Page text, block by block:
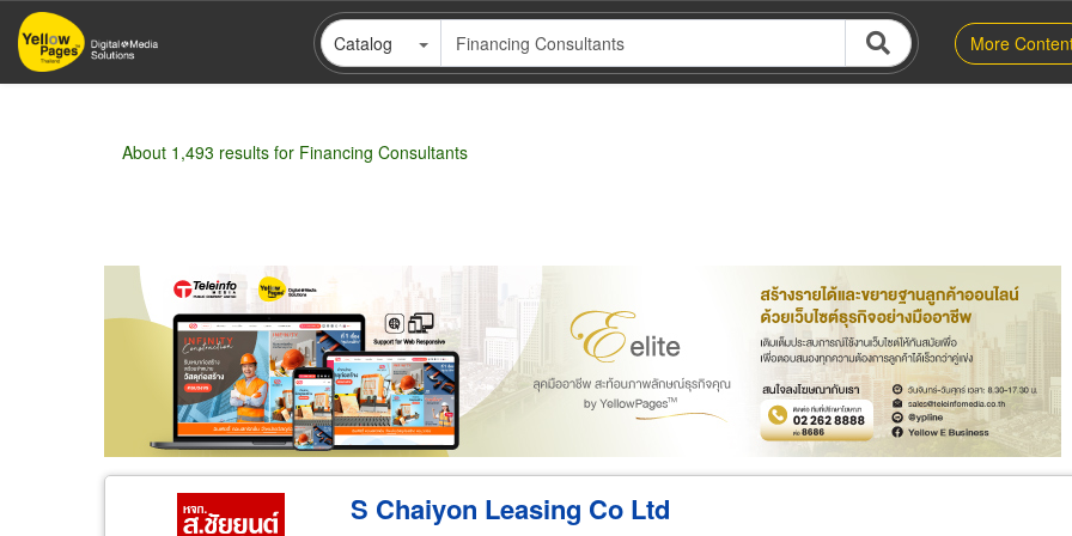
Skip
main
Catalog More
About 1,493 results for Financing Consultants
Wholesale Retail Manufacturer Dealer Exporter/Importer Service Business
S Chaiyon Leasing Co Ltd
Pagination